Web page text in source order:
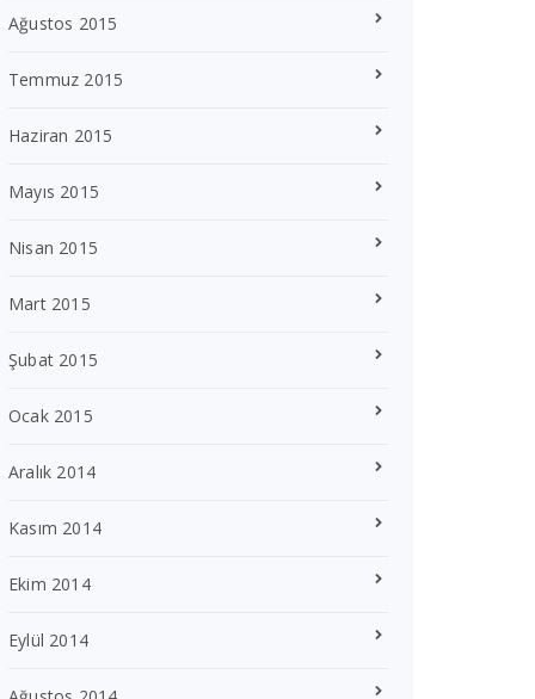
Ağustos 2015
Temmuz 2015
Haziran 2015
Mayıs 2015
Nisan 2015
Mart 2015
Şubat 2015
Ocak 2015
Aralık 2014
Kasım 2014
Ekim 2014
Eylül 2014